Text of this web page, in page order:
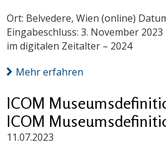
Ort: Belvedere, Wien (online)
Eingabeschluss: 3. November
im digitalen Zeitalter – 2024
Mehr erfahren
ICOM
ICOM
11.07.2023